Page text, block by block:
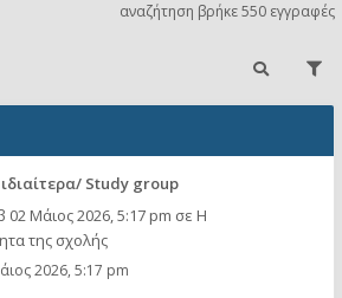
αναζήτηση βρήκε 550 εγγραφές
Study group
02 Μάιος 2026, 5:17 pm σε Η
της σχολής
2026, 5:17 pm